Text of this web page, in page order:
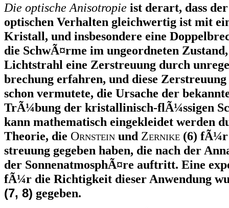
Die optische Anisotropie ist derart, dass
optischen Verhalten gleichwertig ist mit
Kristall, und insbesondere eine
die SchwÃ¤rme im ungeordneten
Lichtstrahl eine Zerstreuung durch
brechung erfahren, und diese
schon vermutete, die Ursache der
TrÃ¼bung der kristallinisch-flÃ¼ssigen
kann mathematisch eingekleidet werden
Theorie, die Ornstein und Zernike (6) fÃ¼r
streuung gegeben haben, die nach der
der SonnenatmosphÃ¤re auftritt. Eine
fÃ¼r die Richtigkeit dieser Anwendung
(7, 8) gegeben.